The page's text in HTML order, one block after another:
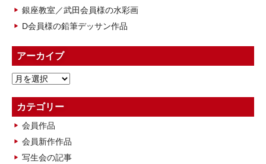
銀座教室／武田会員様の水彩画
D会員様の鉛筆デッサン作品
アーカイブ
ア
カ
イ
ブ
カテゴリー
会員作品
会員新作作品
写生会の記事